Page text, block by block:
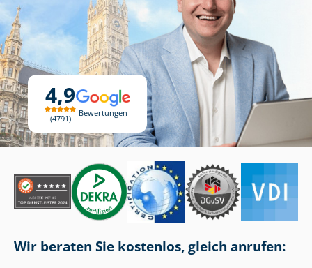
4,9
4791
Bewertungen
Wir beraten Sie kostenlos, gleich anrufen: